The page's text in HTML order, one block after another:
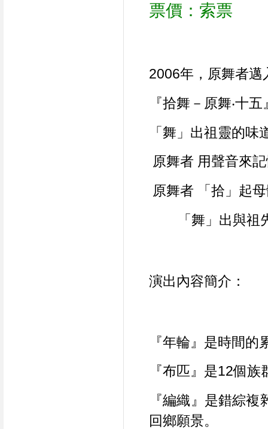
票價：索票
2006年，原舞者邁
『拾舞－原舞‧十
「舞」出祖靈的
原舞者 用聲音來
原舞者 「拾」起
「舞」出與祖
演出內容簡介：
『年輪』是時間
『布匹』是12個
『編織』是錯綜
回鄉願景。